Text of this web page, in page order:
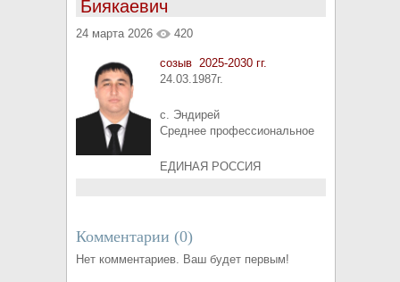
Биякаевич
24 марта 2026 420
созыв 2025-2030 гг.
24.03.1987г.
с. Эндирей
Среднее профессиональное
ЕДИНАЯ РОССИЯ
Комментарии (0)
Нет комментариев. Ваш будет первым!